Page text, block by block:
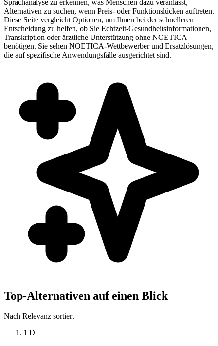
Sprachanalyse zu erkennen, was Menschen dazu veranlasst,
Alternativen zu suchen, wenn Preis- oder Funktionslücken auftreten.
Diese Seite vergleicht Optionen, um Ihnen bei der schnelleren
Entscheidung zu helfen, ob Sie Echtzeit-Gesundheitsinformationen,
Transkription oder ärztliche Unterstützung ohne NOETICA
benötigen. Sie sehen NOETICA-Wettbewerber und Ersatzlösungen,
die auf spezifische Anwendungsfälle ausgerichtet sind.
Top-Alternativen auf einen Blick
Nach Relevanz sortiert
1 D